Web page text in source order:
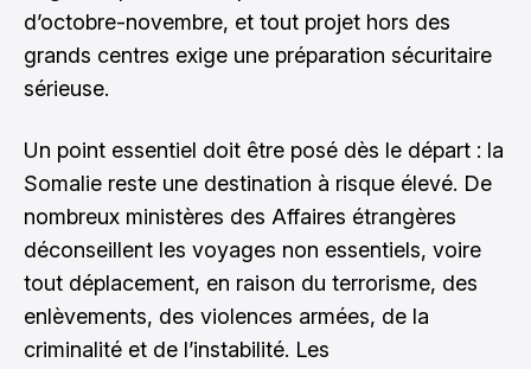
d’octobre-novembre, et tout projet hors des
grands centres exige une préparation sécuritaire
sérieuse.
Un point essentiel doit être posé dès le départ : la
Somalie reste une destination à risque élevé. De
nombreux ministères des Affaires étrangères
déconseillent les voyages non essentiels, voire
tout déplacement, en raison du terrorisme, des
enlèvements, des violences armées, de la
criminalité et de l’instabilité. Les